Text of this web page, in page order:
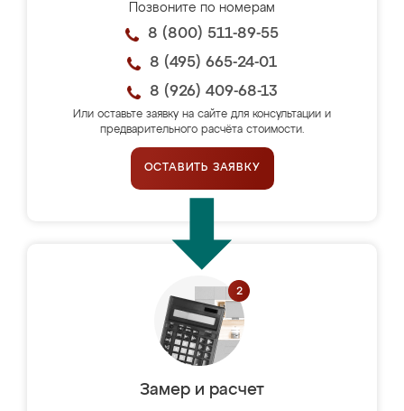
Позвоните по номерам
8 (800) 511-89-55
8 (495) 665-24-01
8 (926) 409-68-13
Или оставьте заявку на сайте для консультации и
предварительного расчёта стоимости.
ОСТАВИТЬ ЗАЯВКУ
Замер и расчет